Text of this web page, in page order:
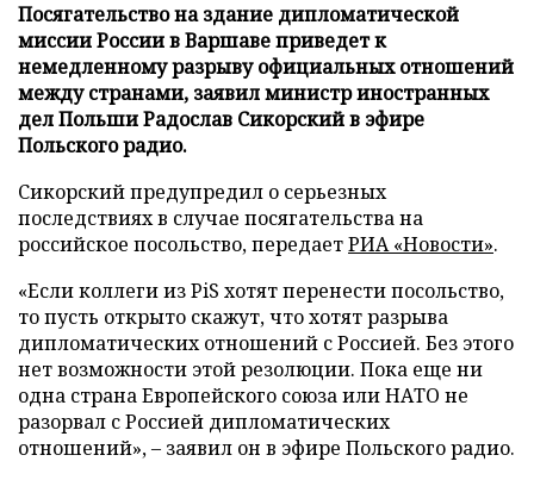
Посягательство на здание дипломатической
миссии России в Варшаве приведет к
немедленному разрыву официальных отношений
между странами, заявил министр иностранных
дел Польши Радослав Сикорский в эфире
Польского радио.
Сикорский предупредил о серьезных
последствиях в случае посягательства на
российское посольство, передаетРИА «Новости».
«Если коллеги из PiS хотят перенести посольство,
то пусть открыто скажут, что хотят разрыва
дипломатических отношений с Россией. Без этого
нет возможности этой резолюции. Пока еще ни
одна страна Европейского союза или НАТО не
разорвал с Россией дипломатических
отношений», – заявил он в эфире Польского радио.